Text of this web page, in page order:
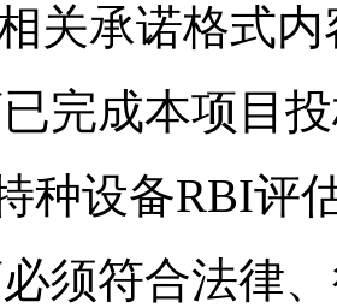
关承诺格式
完成本项目
种设备RBI评
须符合法律